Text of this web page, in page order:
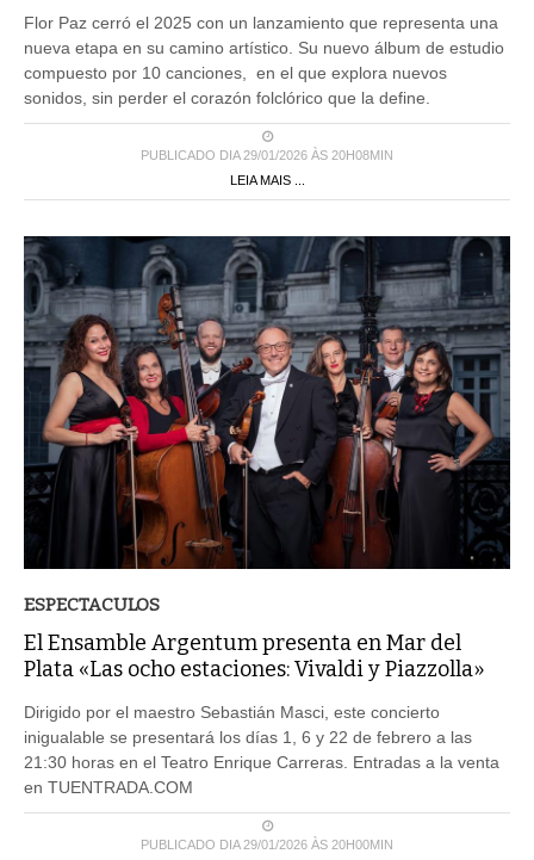
Flor Paz cerró el 2025 con un lanzamiento que representa una
nueva etapa en su camino artístico. Su nuevo álbum de estudio
compuesto por 10 canciones, en el que explora nuevos
sonidos, sin perder el corazón folclórico que la define.
PUBLICADO DIA 29/01/2026 ÀS 20H08MIN
LEIA MAIS ...
ESPECTACULOS
El Ensamble Argentum presenta en Mar del
Plata «Las ocho estaciones: Vivaldi y Piazzolla»
Dirigido por el maestro Sebastián Masci, este concierto
inigualable se presentará los días 1, 6 y 22 de febrero a las
21:30 horas en el Teatro Enrique Carreras. Entradas a la venta
en TUENTRADA.COM
PUBLICADO DIA 29/01/2026 ÀS 20H00MIN